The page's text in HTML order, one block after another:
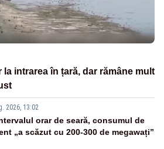
la intrarea în țară, dar rămâne mult
2026, 13:02
orar de seară, consumul de
„a scăzut cu 200-300 de megawați”